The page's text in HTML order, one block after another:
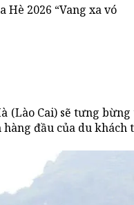
Hè 2026 “Vang xa vó
(Lào Cai) sẽ tưng
đầu của du khách